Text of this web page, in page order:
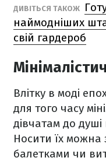
ДИВІТЬСЯ ТАКОЖ
наймодніших
свій гардероб
Влітку в моді
для того часу
дівчатам до
Носити їх можна
балетками чи